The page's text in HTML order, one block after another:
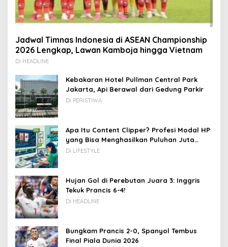
Jadwal Timnas Indonesia di ASEAN Championship
2026 Lengkap, Lawan Kamboja hingga Vietnam
Di HEADLINE
Kebakaran Hotel Pullman Central Park
Jakarta, Api Berawal dari Gedung Parkir
Di PERISTIWA
Apa Itu Content Clipper? Profesi Modal HP
yang Bisa Menghasilkan Puluhan Juta
Rupiah
Di LIFESTYLE
Hujan Gol di Perebutan Juara 3: Inggris
Tekuk Prancis 6-4!
Di HEADLINE
Bungkam Prancis 2-0, Spanyol Tembus
Final Piala Dunia 2026